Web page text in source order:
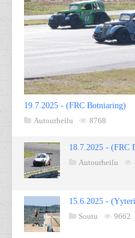
19.7.2025 - (FRC Botniaring)
Autourheilu
8768
18.7.2025 - (FRC
Autourheilu
15.6.2025 -
Soutu
9662